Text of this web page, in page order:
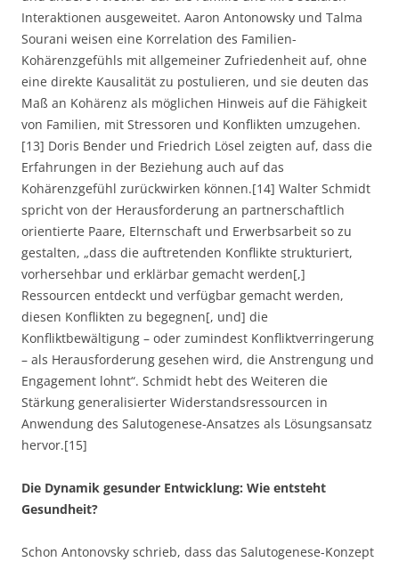
Interaktionen ausgeweitet. Aaron Antonowsky und Talma
Sourani weisen eine Korrelation des Familien-
Kohärenzgefühls mit allgemeiner Zufriedenheit auf, ohne
eine direkte Kausalität zu postulieren, und sie deuten das
Maß an Kohärenz als möglichen Hinweis auf die Fähigkeit
von Familien, mit Stressoren und Konflikten umzugehen.
[13] Doris Bender und Friedrich Lösel zeigten auf, dass die
Erfahrungen in der Beziehung auch auf das
Kohärenzgefühl zurückwirken können.[14] Walter Schmidt
spricht von der Herausforderung an partnerschaftlich
orientierte Paare, Elternschaft und Erwerbsarbeit so zu
gestalten, „dass die auftretenden Konflikte strukturiert,
vorhersehbar und erklärbar gemacht werden[,]
Ressourcen entdeckt und verfügbar gemacht werden,
diesen Konflikten zu begegnen[, und] die
Konfliktbewältigung – oder zumindest Konfliktverringerung
– als Herausforderung gesehen wird, die Anstrengung und
Engagement lohnt“. Schmidt hebt des Weiteren die
Stärkung generalisierter Widerstandsressourcen in
Anwendung des Salutogenese-Ansatzes als Lösungsansatz
hervor.[15]
Die Dynamik gesunder Entwicklung: Wie entsteht
Gesundheit?
Schon Antonovsky schrieb, dass das Salutogenese-Konzept